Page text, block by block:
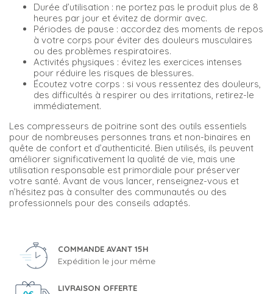
Durée d’utilisation : ne portez pas le produit plus de 8
heures par jour et évitez de dormir avec.
Périodes de pause : accordez des moments de repos
à votre corps pour éviter des douleurs musculaires
ou des problèmes respiratoires.
Activités physiques : évitez les exercices intenses
pour réduire les risques de blessures.
Écoutez votre corps : si vous ressentez des douleurs,
des difficultés à respirer ou des irritations, retirez-le
immédiatement.
Les compresseurs de poitrine sont des outils essentiels
pour de nombreuses personnes trans et non-binaires en
quête de confort et d’authenticité. Bien utilisés, ils peuvent
améliorer significativement la qualité de vie, mais une
utilisation responsable est primordiale pour préserver
votre santé. Avant de vous lancer, renseignez-vous et
n’hésitez pas à consulter des communautés ou des
professionnels pour des conseils adaptés.
COMMANDE AVANT 15H
Expédition le jour même
LIVRAISON OFFERTE